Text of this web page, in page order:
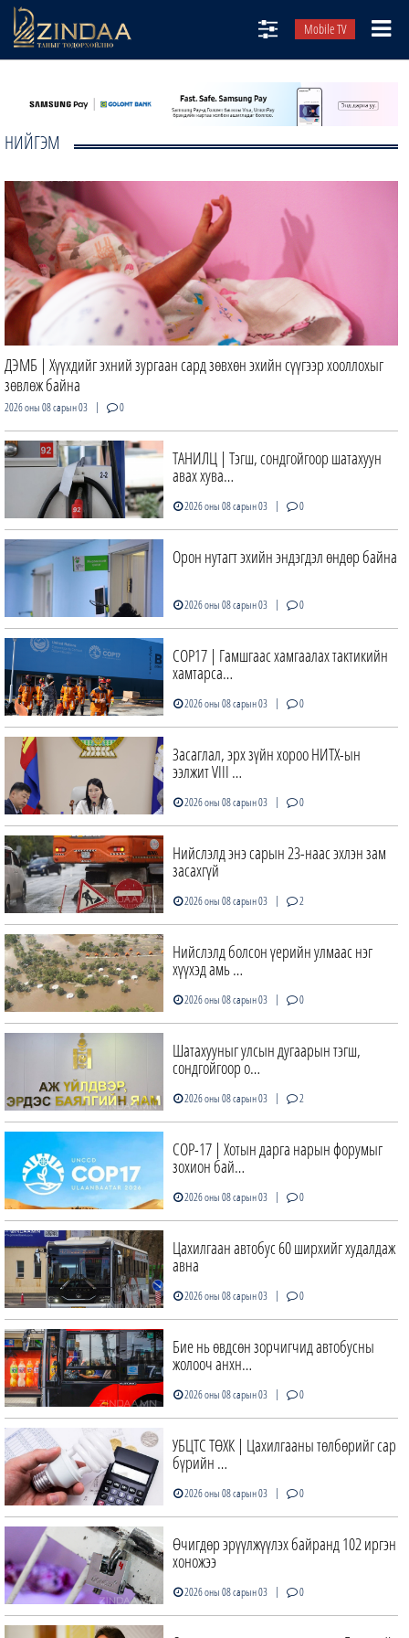
Mobile TV
ТВ8
ӨГЛӨӨНИЙ СОНИН
АУДИО ЗОХИОЛ
ЗИНДАА СЭТГҮҮЛ
НИЙГЭМ
ДЭМБ | Хүүхдийг эхний зургаан сард зөвхөн эхийн сүүгээр хооллохыг
зөвлөж байна
2026 оны 08 сарын 03 | 0
ТАНИЛЦ | Тэгш, сондгойгоор шатахуун
авах хува…
2026 оны 08 сарын 03 | 0
Орон нутагт эхийн эндэгдэл өндөр байна
2026 оны 08 сарын 03 | 0
COP17 | Гамшгаас хамгаалах тактикийн
хамтарса…
2026 оны 08 сарын 03 | 0
Засаглал, эрх зүйн хороо НИТХ-ын
ээлжит VIII …
2026 оны 08 сарын 03 | 0
Нийслэлд энэ сарын 23-наас эхлэн зам
засахгүй
2026 оны 08 сарын 03 | 2
Нийслэлд болсон үерийн улмаас нэг
хүүхэд амь …
2026 оны 08 сарын 03 | 0
Шатахууныг улсын дугаарын тэгш,
сондгойгоор о…
2026 оны 08 сарын 03 | 2
COP-17 | Хотын дарга нарын форумыг
зохион бай…
2026 оны 08 сарын 03 | 0
Цахилгаан автобус 60 ширхийг худалдаж
авна
2026 оны 08 сарын 03 | 0
Бие нь өвдсөн зорчигчид автобусны
жолооч анхн…
2026 оны 08 сарын 03 | 0
УБЦТС ТӨХК | Цахилгааны төлбөрийг сар
бүрийн …
2026 оны 08 сарын 03 | 0
Өчигдөр эрүүлжүүлэх байранд 102 иргэн
хоножээ
2026 оны 08 сарын 03 | 0